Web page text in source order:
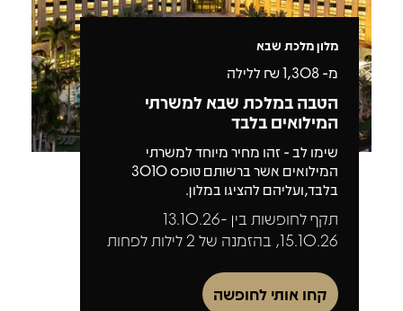
מלון מלכת שבא
מ-1,308₪ ללילה
הטבה במלכת שבא למשרתי
המילואים בלבד
שימו לב - זהו מחיר מיוחד למשרתי
המילואים אשר ברשותם טופס 3010
בלבד,ועליהם להציגו במלון.
תקף לחופשות בין 13.10.26-
15.10.26, בהזמנה של 2 לילות לפחות
קחו אותי לחופשה